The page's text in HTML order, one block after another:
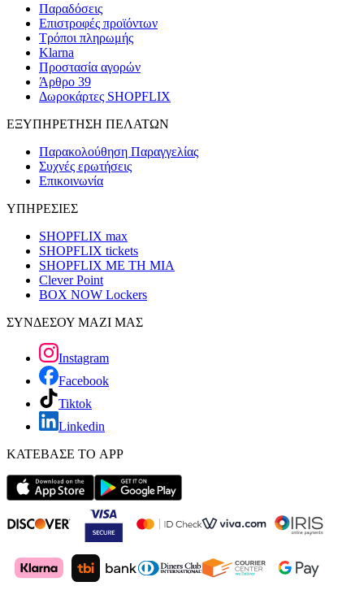
Παραδόσεις
Επιστροφές προϊόντων
Τρόποι πληρωμής
Klarna
Προστασία αγορών
Άρθρο 39
Δωροκάρτες SHOPFLIX
ΕΞΥΠΗΡΕΤΗΣΗ ΠΕΛΑΤΩΝ
Παρακολούθηση Παραγγελίας
Συχνές ερωτήσεις
Επικοινωνία
ΥΠΗΡΕΣΙΕΣ
SHOPFLIX max
SHOPFLIX tickets
SHOPFLIX ΜΕ ΤΗ ΜΙΑ
Clever Point
BOX NOW Lockers
ΣΥΝΔΕΣΟΥ ΜΑΖΙ ΜΑΣ
Instagram
Facebook
Tiktok
Linkedin
ΚΑΤΕΒΑΣΕ ΤΟ APP